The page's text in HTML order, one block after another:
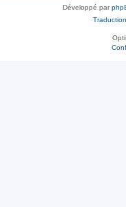
Développé par